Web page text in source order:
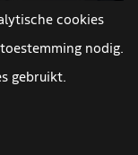
cookies
nodig.
gebruikt.